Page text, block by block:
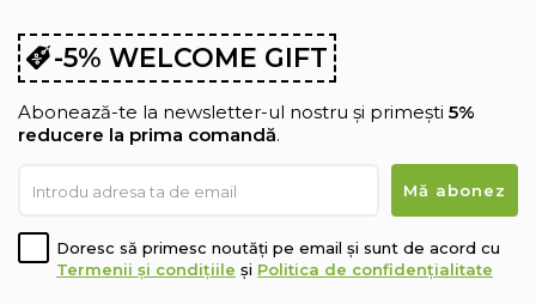
-5% WELCOME GIFT
Abonează-te la newsletter-ul nostru și primești 5%
reducere la prima comandă.
Doresc să primesc noutăți pe email și sunt de acord cu
Termenii și condițiile și Politica de confidențialitate